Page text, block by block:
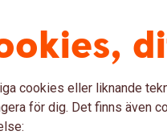
cookies eller liknande
för dig. Det finns även